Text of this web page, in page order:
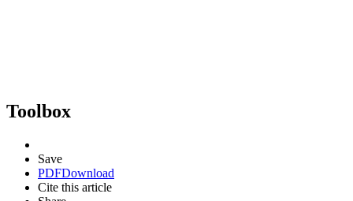
Toolbox
Save
PDFDownload
Cite this article